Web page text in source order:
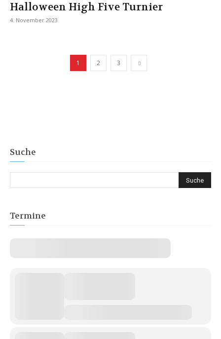
Halloween High Five Turnier
4. November 2023
1 2 3
Suche
Termine